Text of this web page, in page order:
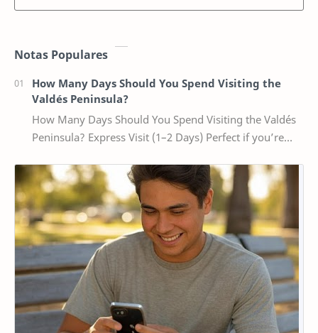
Notas Populares
How Many Days Should You Spend Visiting the
Valdés Peninsula?
How Many Days Should You Spend Visiting the Valdés
Peninsula? Express Visit (1–2 Days) Perfect if you’re